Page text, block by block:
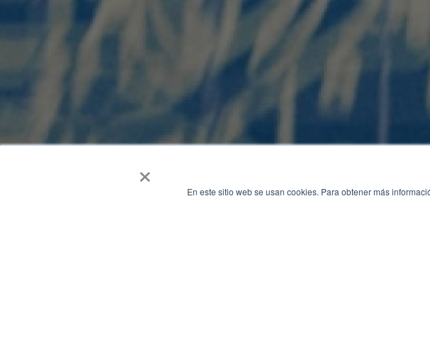
× En este sitio web se usan cookies. Para obtener más